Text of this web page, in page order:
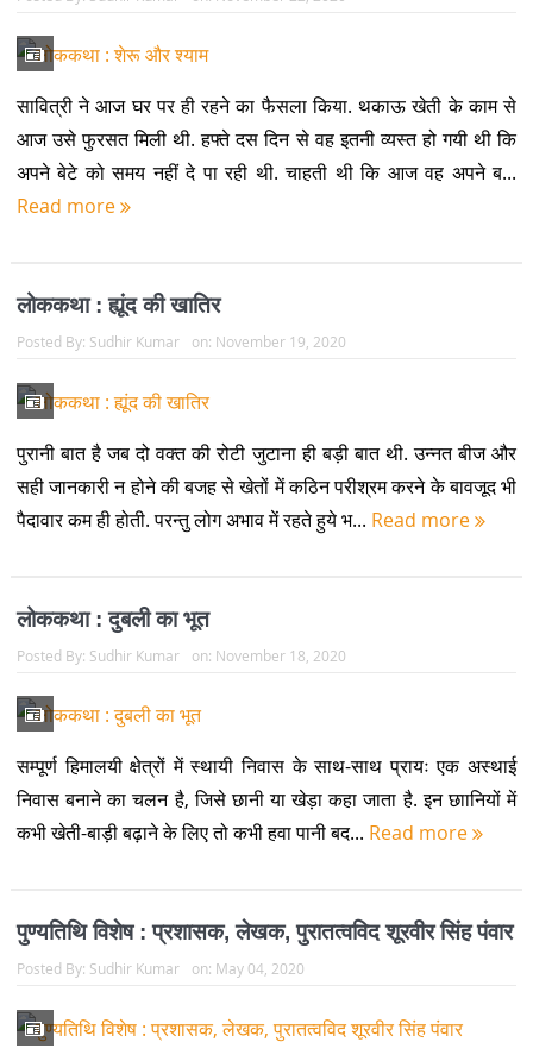
सावित्री ने आज घर पर ही रहने का फैसला किया. थकाऊ खेती के काम से
आज उसे फुरसत मिली थी. हफ्ते दस दिन से वह इतनी व्यस्त हो गयी थी कि
अपने बेटे को समय नहीं दे पा रही थी. चाहती थी कि आज वह अपने ब...
Read more
लोककथा : ह्यूंद की खातिर
Posted By: Sudhir Kumar on: November 19, 2020
पुरानी बात है जब दो वक्त की रोटी जुटाना ही बड़ी बात थी. उन्नत बीज और
सही जानकारी न होने की बजह से खेतों में कठिन परीश्रम करने के बावजूद भी
पैदावार कम ही होती. परन्तु लोग अभाव में रहते हुये भ... Read more
लोककथा : दुबली का भूत
Posted By: Sudhir Kumar on: November 18, 2020
सम्पूर्ण हिमालयी क्षेत्रों में स्थायी निवास के साथ-साथ प्रायः एक अस्थाई
निवास बनाने का चलन है, जिसे छानी या खेड़ा कहा जाता है. इन छाानियों में
कभी खेती-बाड़ी बढ़ाने के लिए तो कभी हवा पानी बद... Read more
पुण्यतिथि विशेष : प्रशासक, लेखक, पुरातत्वविद शूरवीर सिंह पंवार
Posted By: Sudhir Kumar on: May 04, 2020